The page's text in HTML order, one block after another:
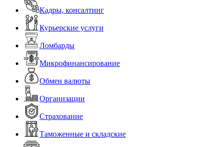
Кадры, консалтинг
Курьерские услуги
Ломбарды
Микрофинансирование
Обмен валюты
Организации
Страхование
Таможенные и складские